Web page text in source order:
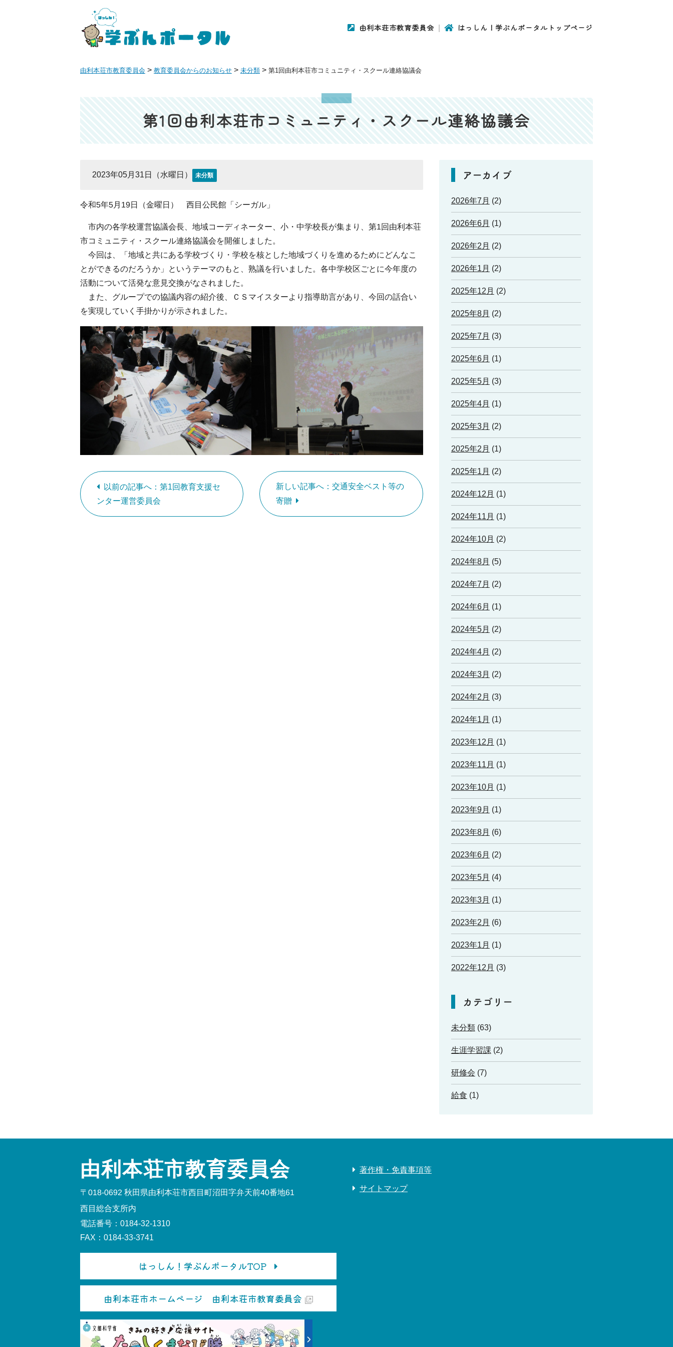
由利本荘市教育委員会 はっしん！学ぶんポータルトップページ
由利本荘市教育委員会 > 教育委員会からのお知らせ > 未分類 > 第1回由利本荘市コミュニティ・スクール連絡協議会
第1回由利本荘市コミュニティ・スクール連絡協議会
2023年05月31日（水曜日） 未分類
令和5年5月19日（金曜日） 西目公民館「シーガル」
市内の各学校運営協議会長、地域コーディネーター、小・中学校長が集まり、第1回由利本荘
市コミュニティ・スクール連絡協議会を開催しました。
今回は、「地域と共にある学校づくり・学校を核とした地域づくりを進めるためにどんなこ
とができるのだろうか」というテーマのもと、熟議を行いました。各中学校区ごとに今年度の
活動について活発な意見交換がなされました。
また、グループでの協議内容の紹介後、ＣＳマイスターより指導助言があり、今回の話合い
を実現していく手掛かりが示されました。
以前の記事へ：第1回教育支援セ
ンター運営委員会
新しい記事へ：交通安全ベスト等の
寄贈
アーカイブ
2026年7月 (2)
2026年6月 (1)
2026年2月 (2)
2026年1月 (2)
2025年12月 (2)
2025年8月 (2)
2025年7月 (3)
2025年6月 (1)
2025年5月 (3)
2025年4月 (1)
2025年3月 (2)
2025年2月 (1)
2025年1月 (2)
2024年12月 (1)
2024年11月 (1)
2024年10月 (2)
2024年8月 (5)
2024年7月 (2)
2024年6月 (1)
2024年5月 (2)
2024年4月 (2)
2024年3月 (2)
2024年2月 (3)
2024年1月 (1)
2023年12月 (1)
2023年11月 (1)
2023年10月 (1)
2023年9月 (1)
2023年8月 (6)
2023年6月 (2)
2023年5月 (4)
2023年3月 (1)
2023年2月 (6)
2023年1月 (1)
2022年12月 (3)
カテゴリー
未分類(63)
生涯学習課 (2)
研修会 (7)
給食 (1)
由利本荘市教育委員会
〒018-0692 秋田県由利本荘市西目町沼田字弁天前40番地61
西目総合支所内
電話番号：0184-32-1310
FAX：0184-33-3741
はっしん！学ぶんポータルTOP
由利本荘市ホームページ 由利本荘市教育委員会
著作権・免責事項等
サイトマップ